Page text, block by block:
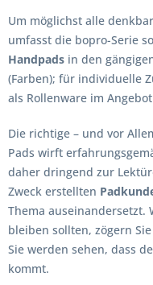
Um möglichst alle
umfasst die bopro-Serie
Handpads in den
(Farben); für individuelle
als Rollenware im
Die richtige – und vor
Pads wirft
daher dringend zur
Zweck erstellten
Thema auseinandersetzt.
bleiben sollten, zögern
Sie werden sehen, dass
kommt.